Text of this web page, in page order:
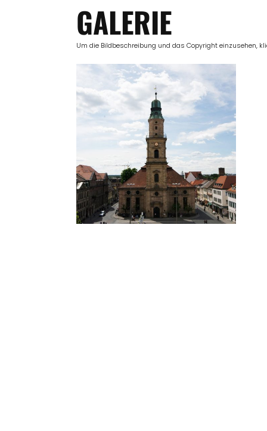
GALERIE
Um die Bildbeschreibung und das Copyright einzusehen,